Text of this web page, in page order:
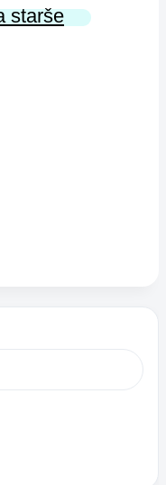
starše